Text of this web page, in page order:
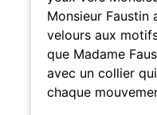
Monsieur Faustin
velours aux
que Madame
avec un collier
chaque